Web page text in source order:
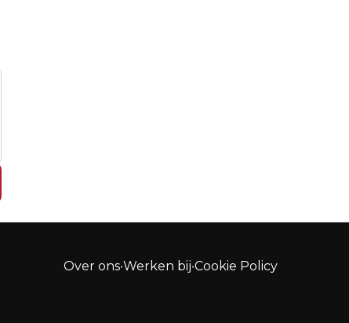
Over ons•Werken bij•Cookie Policy